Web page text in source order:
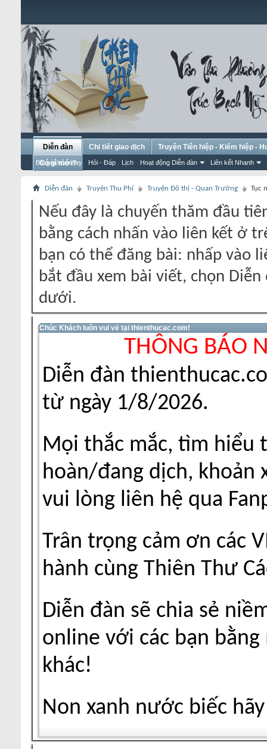
Diễn đàn
Bài gửi hôm nay Hỏi - Đáp Lịch Hoạt động Diễn đàn Liên kết Nhanh
Chi tiết giao dịch
Truyện Tiên hiệp - Kiếm hiệp -
Có gì mới?
Diễn đàn Truyện Thu Phí Truyện Đô thị - Quan Trường Tục
Nếu đây là chuyến thăm đầu
bằng cách nhấn vào liên kết ở
bạn có thể đăng bài: nhấp vào
bắt đầu xem bài viết, chọn
dưới.
Chúc Khách luôn vui vẻ tại thienthucac.com!
THÔNG BÁO
Diễn đàn
từ ngày 1/8/2026.
Mọi thắc mắc, tìm hiểu
hoàn/đang dịch, khoản
vui lòng liên hệ qua
Trân trọng cảm ơn các
hành cùng Thiên Thư
Diễn đàn sẽ chia sẻ
online với các bạn
khác!
Non xanh nước biếc